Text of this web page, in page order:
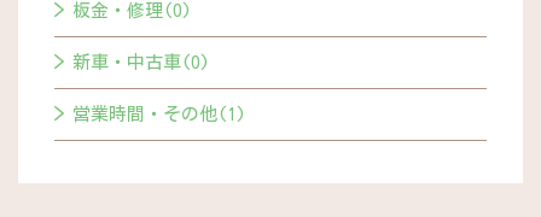
板金・修理(0)
新車・中古車(0)
営業時間・その他(1)